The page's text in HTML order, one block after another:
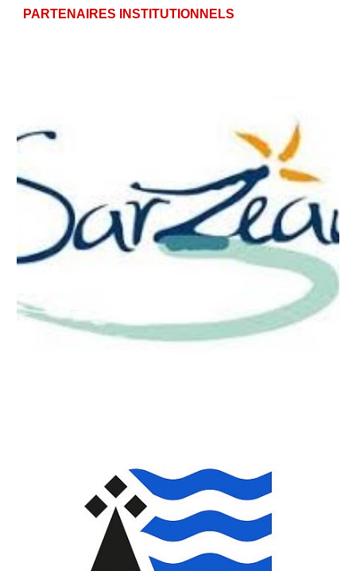
PARTENAIRES INSTITUTIONNELS